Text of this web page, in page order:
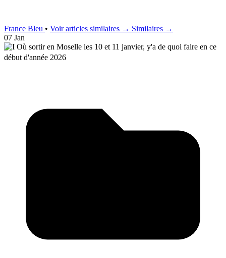
France Bleu • Voir articles similaires → Similaires →
07 Jan